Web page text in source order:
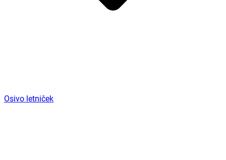
Osivo letniček